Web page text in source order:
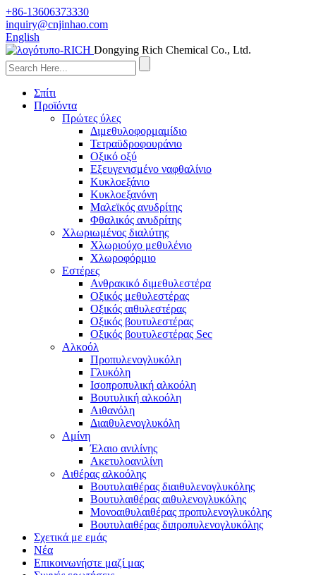
+86-13606373330
inquiry@cnjinhao.com
English
Dongying Rich Chemical Co., Ltd.
Σπίτι
Προϊόντα
Πρώτες ύλες
Διμεθυλοφορμαμίδιο
Τετραϋδροφουράνιο
Οξικό οξύ
Εξευγενισμένο ναφθαλίνιο
Κυκλοεξάνιο
Κυκλοεξανόνη
Μαλεϊκός ανυδρίτης
Φθαλικός ανυδρίτης
Χλωριωμένος διαλύτης
Χλωριούχο μεθυλένιο
Χλωροφόρμιο
Εστέρες
Ανθρακικό διμεθυλεστέρα
Οξικός μεθυλεστέρας
Οξικός αιθυλεστέρας
Οξικός βουτυλεστέρας
Οξικός βουτυλεστέρας Sec
Αλκοόλ
Προπυλενογλυκόλη
Γλυκόλη
Ισοπροπυλική αλκοόλη
Βουτυλική αλκοόλη
Αιθανόλη
Διαιθυλενογλυκόλη
Αμίνη
Έλαιο ανιλίνης
Ακετυλοανιλίνη
Αιθέρας αλκοόλης
Βουτυλαιθέρας διαιθυλενογλυκόλης
Βουτυλαιθέρας αιθυλενογλυκόλης
Μονοαιθυλαιθέρας προπυλενογλυκόλης
Βουτυλαιθέρας διπροπυλενογλυκόλης
Σχετικά με εμάς
Νέα
Επικοινωνήστε μαζί μας